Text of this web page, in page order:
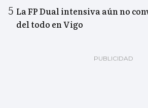
La FP Dual intensiva aún no
del todo en Vigo